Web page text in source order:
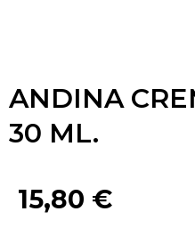
ANDINA
30 ML.
15,80 €